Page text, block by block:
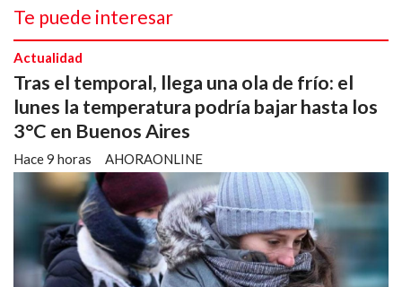
Te puede interesar
Tras el temporal, llega una ola de frío: el
lunes la temperatura podría bajar hasta los
3°C en Buenos Aires
AHORAONLINE
Actualidad
Hace 9 horas